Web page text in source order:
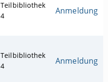
Teilbibliothek
4
Anmeldung
Teilbibliothek
4
Anmeldung